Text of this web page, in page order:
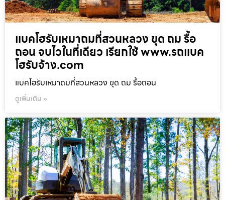
แบคโฮรับเหมาถมที่สวนหลวง ขุด ถม รื้อ
ถอน จบไวในที่เดียว เรียกใช้ www.รถแบค
โฮรับจ้าง.com
แบคโฮรับเหมาถมที่สวนหลวง ขุด ถม รื้อถอน
ดูเพิ่มเติม »